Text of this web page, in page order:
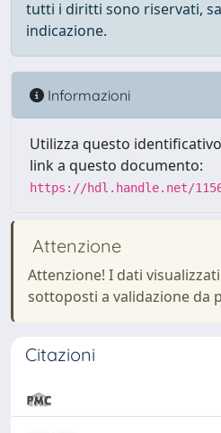
tutti i diritti sono riservati,
indicazione.
Informazioni
Utilizza questo
link a questo documento:
https://hdl.handle.net/
Attenzione
Attenzione! I dati
sottoposti a validazione da
Citazioni